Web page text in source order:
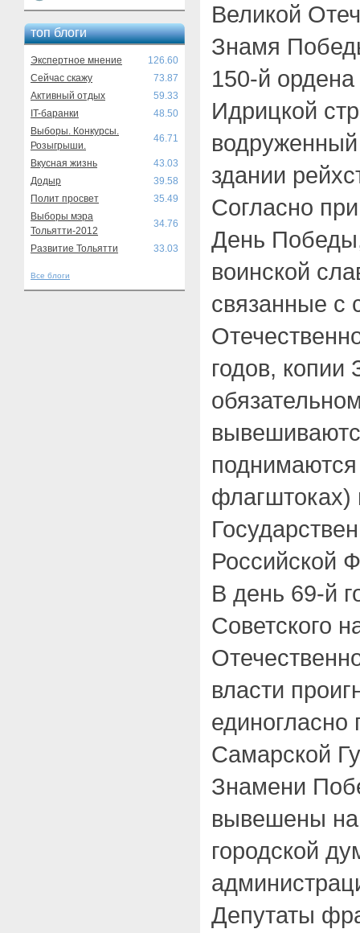
топ блоги
Экспертное мнение
126.60
Сейчас скажу
73.87
Активный отдых
59.33
IT-баранки
48.50
Выборы. Конкурсы.
Розыгрыши.
46.71
Вкусная жизнь
43.03
Додыр
39.58
Полит просвет
35.49
Выборы мэра
Тольятти-2012
34.76
Развитие Тольятти 33.03
Все блоги
Великой
Знамя
150-й ордена
Идрицкой
здании
Согласно
День
воинской
связанные с
годов,
флагштоках)
Российской
В день 69-й
Советского
власти
единогласно
Самарской
Знамени
вывешены
городской
Депутаты